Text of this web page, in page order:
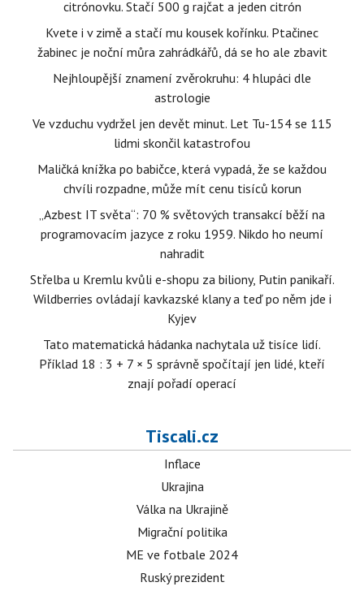
citrónovku. Stačí 500 g rajčat a jeden citrón
Kvete i v zimě a stačí mu kousek kořínku. Ptačinec
žabinec je noční můra zahrádkářů, dá se ho ale zbavit
Nejhloupější znamení zvěrokruhu: 4 hlupáci dle
astrologie
Ve vzduchu vydržel jen devět minut. Let Tu-154 se 115
lidmi skončil katastrofou
Maličká knížka po babičce, která vypadá, že se každou
chvíli rozpadne, může mít cenu tisíců korun
„Azbest IT světa“: 70 % světových transakcí běží na
programovacím jazyce z roku 1959. Nikdo ho neumí
nahradit
Střelba u Kremlu kvůli e-shopu za biliony, Putin panikaří.
Wildberries ovládají kavkazské klany a teď po něm jde i
Kyjev
Tato matematická hádanka nachytala už tisíce lidí.
Příklad 18 : 3 + 7 × 5 správně spočítají jen lidé, kteří
znají pořadí operací
Tiscali.cz
Inflace
Ukrajina
Válka na Ukrajině
Migrační politika
ME ve fotbale 2024
Ruský prezident